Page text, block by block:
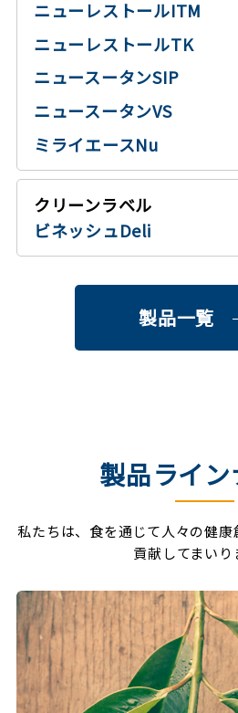
ニューレストールITM
ニューレストールTK
ニュースータンSIP
ニュースータンVS
ミライエースNu
クリーンラベル
ビネッシュDeli
製品一覧
製品ライ
私たちは、食を通じて人々の健
貢献してまいり